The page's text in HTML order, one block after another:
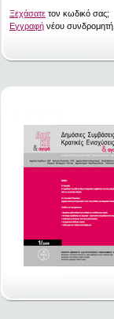
Ξεχάσατε τον κωδικό σας;
Εγγραφή νέου συνδρομητή.